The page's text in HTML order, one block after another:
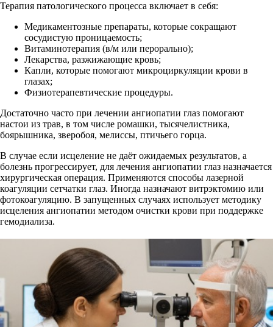
Терапия патологического процесса включает в себя:
Медикаментозные препараты, которые сокращают
сосудистую проницаемость;
Витаминотерапия (в/м или перорально);
Лекарства, разжижающие кровь;
Капли, которые помогают микроциркуляции крови в
глазах;
Физиотерапевтические процедуры.
Достаточно часто при лечении ангиопатии глаз помогают
настои из трав, в том числе ромашки, тысячелистника,
боярышника, зверобоя, мелиссы, птичьего горца.
В случае если исцеление не даёт ожидаемых результатов, а
болезнь прогрессирует, для лечения ангиопатии глаз назначается
хирургическая операция. Применяются способы лазерной
коагуляции сетчатки глаз. Иногда назначают витрэктомию или
фотокоагуляцию. В запущенных случаях использует методику
исцеления ангиопатии методом очистки крови при поддержке
гемодиализа.